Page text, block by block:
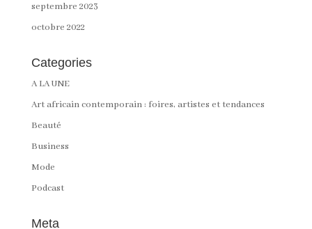
septembre 2023
octobre 2022
Categories
A LA UNE
Art africain contemporain : foires, artistes et tendances
Beauté
Business
Mode
Podcast
Meta